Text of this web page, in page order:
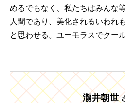
めるでもなく、私たちはみんな
人間であり、美化されるいわれ
と思わせる。ユーモラスでクー
瀧井朝世